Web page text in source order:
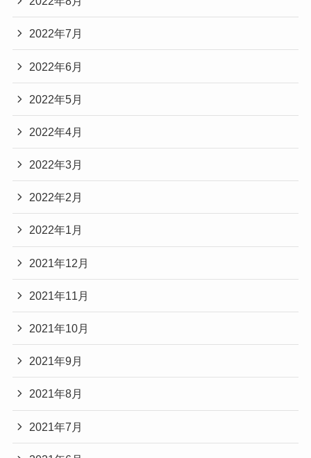
2022年7月
2022年6月
2022年5月
2022年4月
2022年3月
2022年2月
2022年1月
2021年12月
2021年11月
2021年10月
2021年9月
2021年8月
2021年7月